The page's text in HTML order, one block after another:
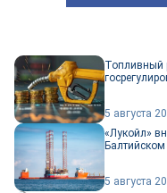
Топливный
5 августа
«Лукойл»
5 августа